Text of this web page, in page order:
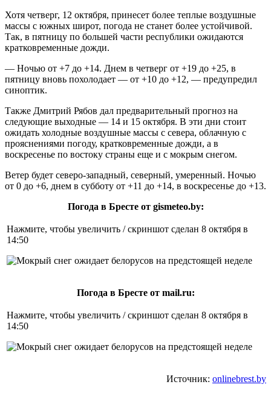
Хотя четверг, 12 октября, принесет более теплые воздушные
массы с южных широт, погода не станет более устойчивой.
Так, в пятницу по большей части республики ожидаются
кратковременные дожди.
— Ночью от +7 до +14. Днем в четверг от +19 до +25, в
пятницу вновь похолодает — от +10 до +12, — предупредил
синоптик.
Также Дмитрий Рябов дал предварительный прогноз на
следующие выходные — 14 и 15 октября. В эти дни стоит
ожидать холодные воздушные массы с севера, облачную с
прояснениями погоду, кратковременные дожди, а в
воскресенье по востоку страны еще и с мокрым снегом.
Ветер будет северо-западный, северный, умеренный. Ночью
от 0 до +6, днем в субботу от +11 до +14, в воскресенье до +13.
Погода в Бресте от gismeteo.by:
Нажмите, чтобы увеличить / скриншот сделан 8 октября в
14:50
Погода в Бресте от mail.ru:
Нажмите, чтобы увеличить / скриншот сделан 8 октября в
14:50
Источник: onlinebrest.by